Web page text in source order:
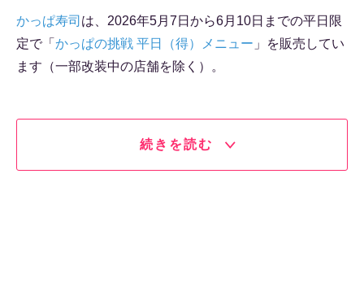
かっぱ寿司 は、2026年5月7日から6月10日までの平日限
定で「 かっぱの挑戦 平日（得）メニュー 」を販売してい
ます（一部改装中の店舗を除く）。
続きを読む